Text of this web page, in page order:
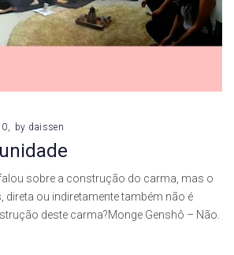
0 by daissen
sobre a construção do carma, mas o
direta ou indiretamente também não é
deste carma?Monge Genshô – Não.